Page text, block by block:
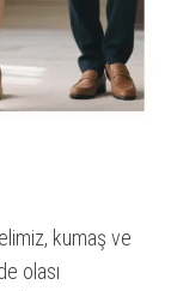
kumaş ve
olası